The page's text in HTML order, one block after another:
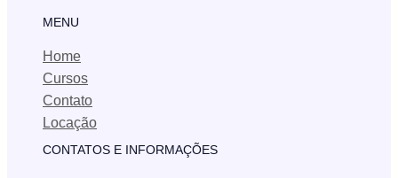
MENU
Home
Cursos
Contato
Locação
CONTATOS E INFORMAÇÕES